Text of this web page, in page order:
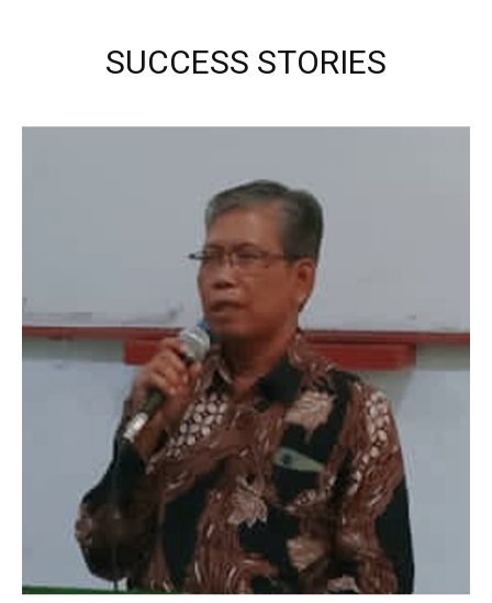
SUCCESS STORIES
Kepala Sekolah